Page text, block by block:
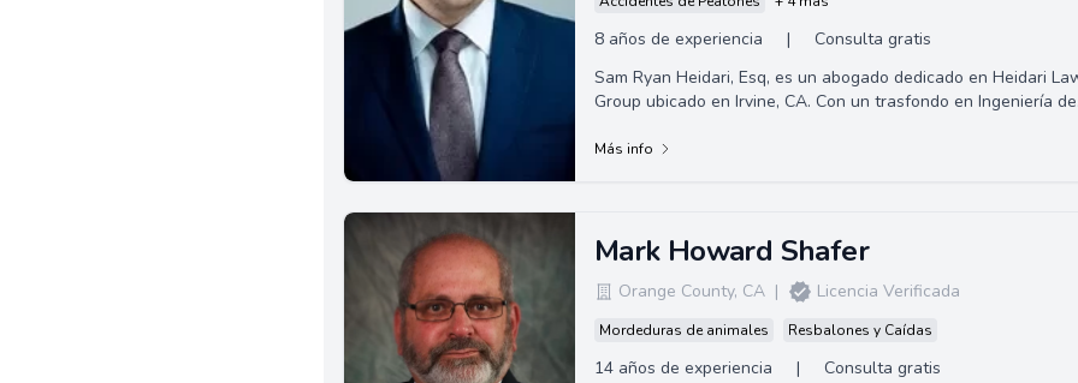
8 años de experiencia |
Consulta gratis
Sam Ryan Heidari, Esq, es un abogado dedicado en Heidari
Group ubicado en Irvine, CA. Con un trasfondo en Ingeniería de
Más info
Mark Howard Shafer
Orange County, CA | Licencia Verificada
Mordeduras de animales Resbalones y Caídas
14 años de experiencia |
Consulta gratis